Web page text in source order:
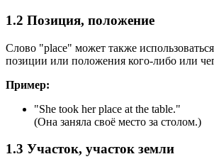
1.2 Позиция, положение
Слово "place" может также
позиции или положения кого-либо или
Пример:
"She took her place at the table."
(Она заняла своё место за столом.)
1.3 Участок, участок земли